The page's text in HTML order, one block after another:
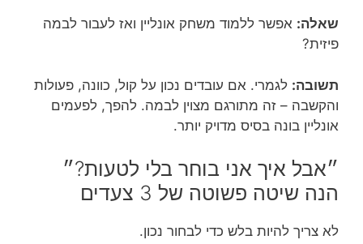
שאלה: אפשר ללמוד משחק אונליין ואז לעבור לבמה
פיזית?
תשובה: לגמרי. אם עובדים נכון על קול, כוונה, פעולות
והקשבה – זה מתורגם מצוין לבמה. להפך, לפעמים
אונליין בונה בסיס מדויק יותר.
״אבל איך אני בוחר בלי לטעות?״
הנה שיטה פשוטה של 3 צעדים
לא צריך להיות בלש כדי לבחור נכון.